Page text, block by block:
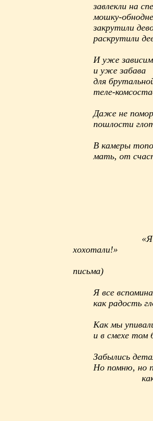
завлекли на
мошку-
закрутили
раскрутили
И уже
и уже забава
для
теле-
Даже не
пошлости
В камеры
мать, от
«Я все
хохотали!»
письма)
Я все
как радость
Как мы
и в смехе том
Забылись
Но помню, но
как мы